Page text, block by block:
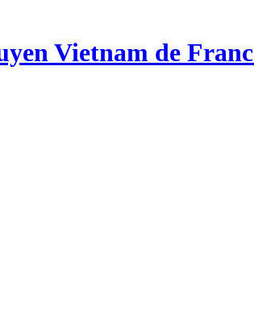
Vietnam de